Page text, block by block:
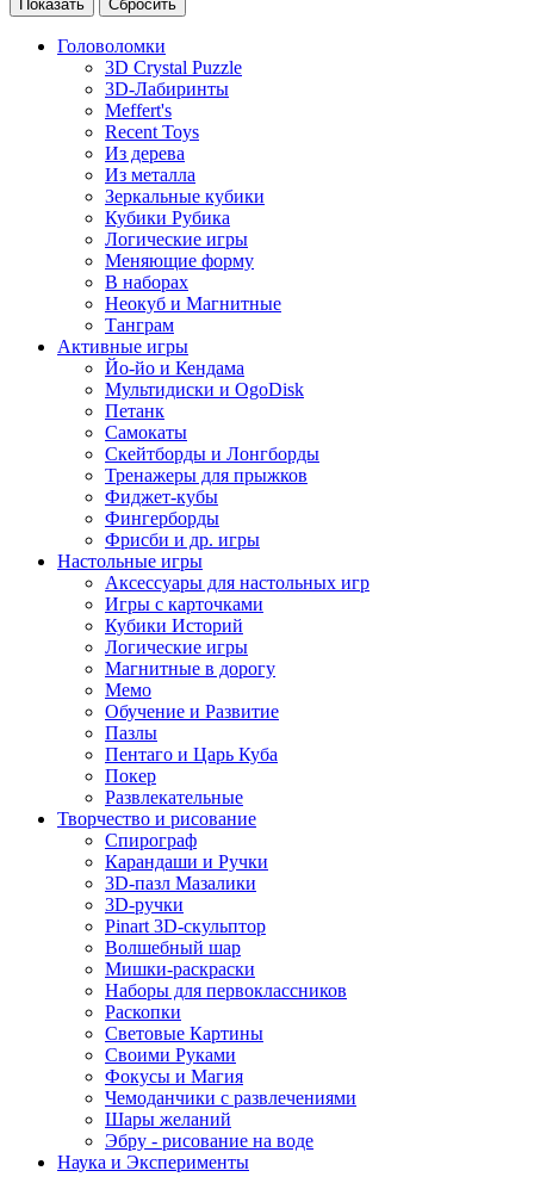
Головоломки
3D Crystal Puzzle
3D-Лабиринты
Meffert's
Recent Toys
Из дерева
Из металла
Зеркальные кубики
Кубики Рубика
Логические игры
Меняющие форму
В наборах
Неокуб и Магнитные
Танграм
Активные игры
Йо-йо и Кендама
Мультидиски и OgoDisk
Петанк
Самокаты
Скейтборды и Лонгборды
Тренажеры для прыжков
Фиджет-кубы
Фингерборды
Фрисби и др. игры
Настольные игры
Аксессуары для настольных игр
Игры с карточками
Кубики Историй
Логические игры
Магнитные в дорогу
Мемо
Обучение и Развитие
Пазлы
Пентаго и Царь Куба
Покер
Развлекательные
Творчество и рисование
Спирограф
Карандаши и Ручки
3D-пазл Мазалики
3D-ручки
Pinart 3D-скульптор
Волшебный шар
Мишки-раскраски
Наборы для первоклассников
Раскопки
Световые Картины
Своими Руками
Фокусы и Магия
Чемоданчики с развлечениями
Шары желаний
Эбру - рисование на воде
Наука и Эксперименты